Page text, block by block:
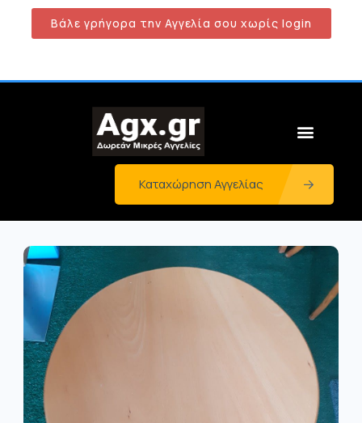
Βάλε γρήγορα την Αγγελία σου χωρίς login
Καταχώρηση Αγγελίας